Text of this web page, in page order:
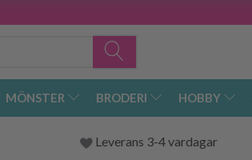
MÖNSTER BRODERI HOBBY
Leverans 3-4 vardagar